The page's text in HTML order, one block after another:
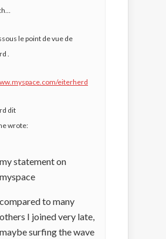
le point de vue de
.
eiterherd
dit
wrote:
my statement on
myspace
compared to many
others I joined very late,
maybe surfing the wave